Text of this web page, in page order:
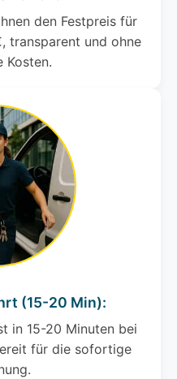
den Festpreis für
transparent und ohne
Kosten.
(15-20 Min):
in 15-20 Minuten bei
für die sofortige